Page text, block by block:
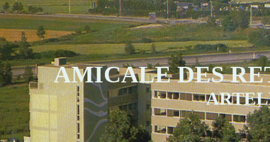
AMICALE DES